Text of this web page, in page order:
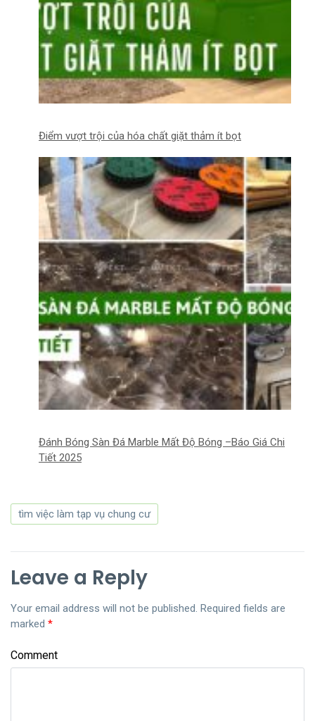
Điểm vượt trội của hóa chất giặt thảm ít bọt
Đánh Bóng Sàn Đá Marble Mất Độ Bóng –Báo Giá Chi
Tiết 2025
tìm việc làm tạp vụ chung cư
Leave a Reply
Your email address will not be published. Required fields are
marked *
Comment